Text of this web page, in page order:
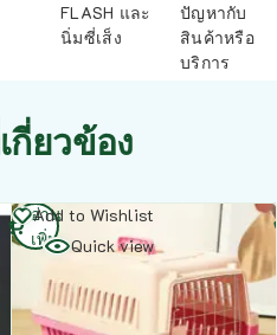
FLASH และ
นิ่มซี่เส็ง
ปัญหากับ
สินค้าหรือ
บริการ
กี่ยวข้อง
Add to Wishlist
Quick view
อ่าน
เพิ่ม